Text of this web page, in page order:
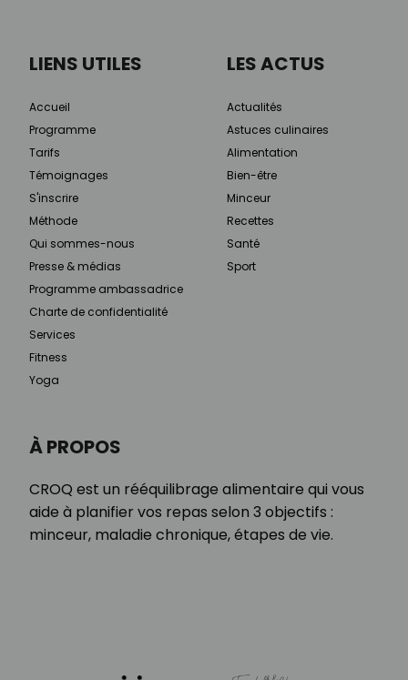
À PROPOS
CROQ est un rééquilibrage alimentaire qui vous
aide à planifier vos repas selon 3 objectifs :
minceur, maladie chronique, étapes de vie.
LIENS UTILES
Accueil
Programme
Tarifs
Témoignages
S'inscrire
Méthode
Qui sommes-nous
Presse & médias
Programme ambassadrice
Charte de confidentialité
Services
Fitness
Yoga
LES ACTUS
Actualités
Astuces culinaires
Alimentation
Bien-être
Minceur
Recettes
Santé
Sport